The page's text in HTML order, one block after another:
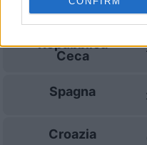
Prossime
Repubblica
Ceca
Spagna
Croazia